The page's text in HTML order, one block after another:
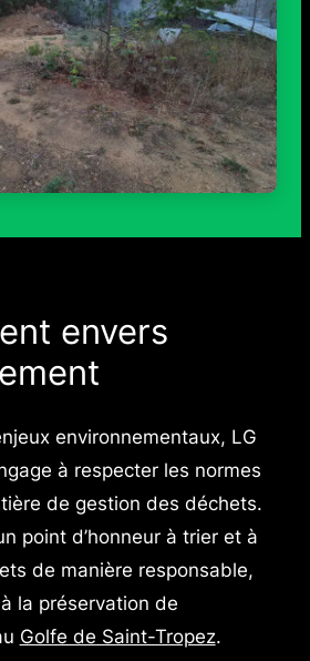
envers
environnementaux, LG
à respecter les normes
de gestion des déchets.
point d’honneur à trier et à
de manière responsable,
la préservation de
Golfe de Saint-Tropez.